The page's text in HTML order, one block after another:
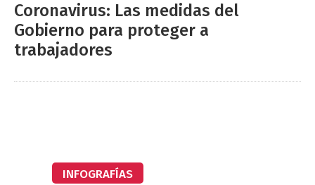
Coronavirus: Las medidas del
Gobierno para proteger a
trabajadores
INFOGRAFÍAS